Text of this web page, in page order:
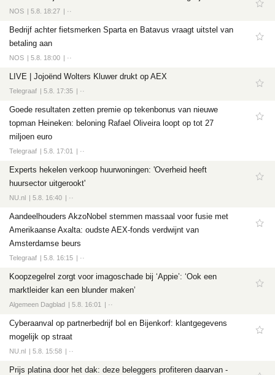
NOS 5.8. 18:27 ··
Bedrijf achter fietsmerken Sparta en Batavus vraagt uitstel van
betaling aan
NOS 5.8. 18:00 ··
LIVE | Jojoënd Wolters Kluwer drukt op AEX
Telegraaf 5.8. 17:35 ··
Goede resultaten zetten premie op tekenbonus van nieuwe
topman Heineken: beloning Rafael Oliveira loopt op tot 27
miljoen euro
Telegraaf 5.8. 17:01 ··
Experts hekelen verkoop huurwoningen: 'Overheid heeft
huursector uitgerookt'
NU.nl 5.8. 16:40 ··
Aandeelhouders AkzoNobel stemmen massaal voor fusie met
Amerikaanse Axalta: oudste AEX-fonds verdwijnt van
Amsterdamse beurs
Telegraaf 5.8. 16:15 ··
Koopzegelrel zorgt voor imagoschade bij ‘Appie’: ‘Ook een
marktleider kan een blunder maken’
Algemeen Dagblad 5.8. 16:01 ··
Cyberaanval op partnerbedrijf bol en Bijenkorf: klantgegevens
mogelijk op straat
NU.nl 5.8. 15:58 ··
Prijs platina door het dak: deze beleggers profiteren daarvan -